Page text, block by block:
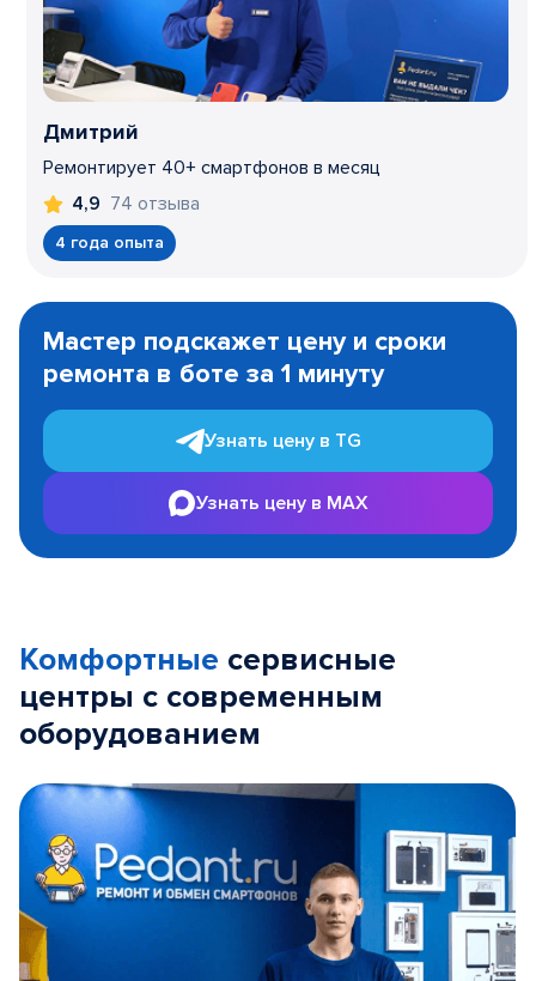
Дмитрий
Ремонтирует 40+ смартфонов в месяц
4,9 74 отзыва
4 года опыта
1
Мастер подскажет цену и сроки
ремонта в боте за 1 минуту
Узнать цену в TG
Узнать цену в MAX
Комфортные сервисные
центры с современным
оборудованием